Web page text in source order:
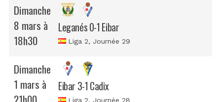
Dimanche
8 mars à
18h30
Leganés 0-1 Eibar
Liga 2, Journée 29
Dimanche
1 mars à
Eibar 3-1 Cadix
Liga 2, Journée 28